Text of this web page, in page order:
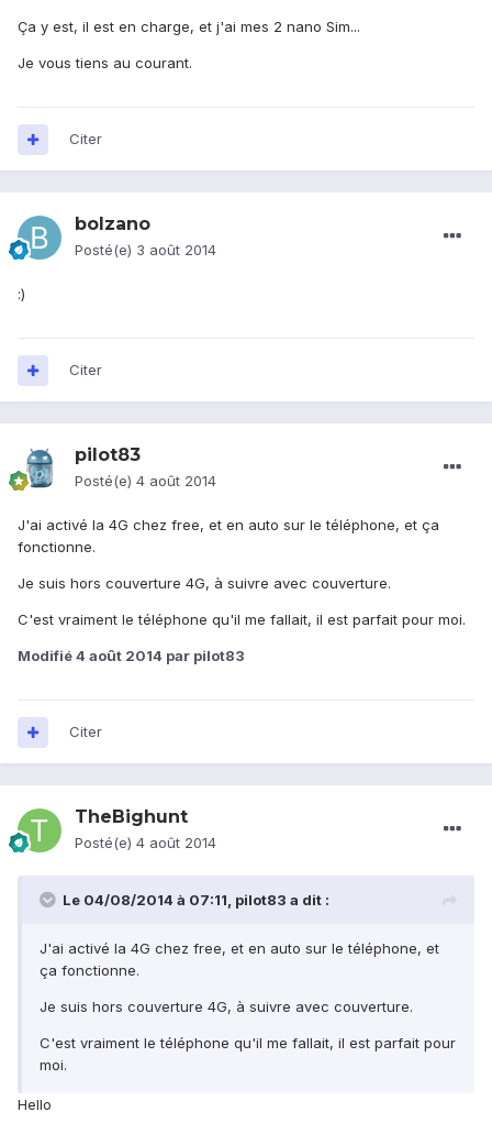
Ça y est, il est en charge, et j'ai mes 2 nano Sim...
Je vous tiens au courant.
Citer
bolzano
Posté(e) 3 août 2014
:)
Citer
pilot83
Posté(e) 4 août 2014
J'ai activé la 4G chez free, et en auto sur le téléphone, et ça
fonctionne.
Je suis hors couverture 4G, à suivre avec couverture.
C'est vraiment le téléphone qu'il me fallait, il est parfait pour moi.
Modifié4 août 2014 par pilot83
Citer
TheBighunt
Posté(e) 4 août 2014
Le 04/08/2014 à 07:11, pilot83 a dit :
J'ai activé la 4G chez free, et en auto sur le téléphone, et
ça fonctionne.
Je suis hors couverture 4G, à suivre avec couverture.
C'est vraiment le téléphone qu'il me fallait, il est parfait pour
moi.
Hello